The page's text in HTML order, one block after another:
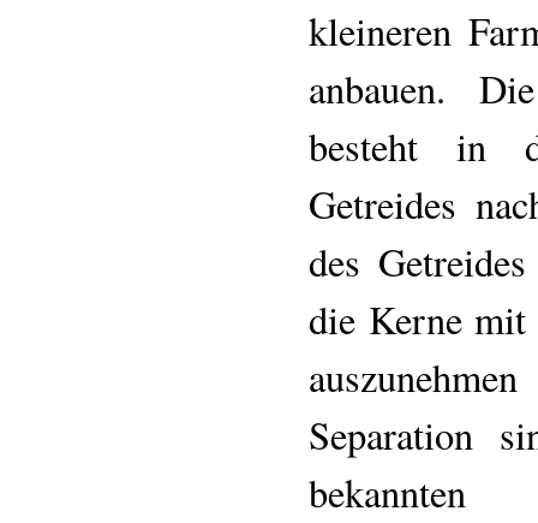
kleineren
anbauen.
besteht in
Getreides
des
die Kerne mit
Separation